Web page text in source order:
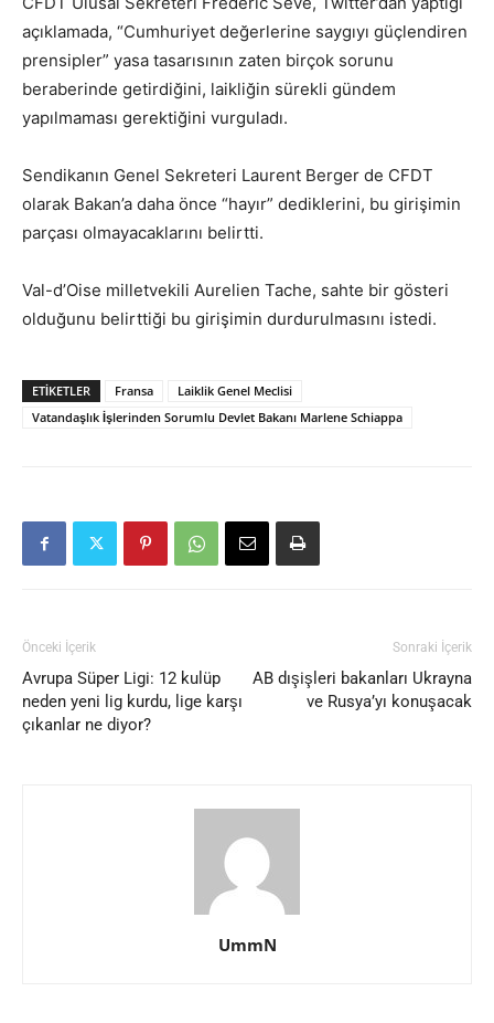
açıklamada, “Cumhuriyet değerlerine saygıyı güçlendiren
prensipler” yasa tasarısının zaten birçok sorunu
beraberinde getirdiğini, laikliğin sürekli gündem
yapılmaması gerektiğini vurguladı.
Sendikanın Genel Sekreteri Laurent Berger de CFDT
olarak Bakan’a daha önce “hayır” dediklerini, bu girişimin
parçası olmayacaklarını belirtti.
Val-d’Oise milletvekili Aurelien Tache, sahte bir gösteri
olduğunu belirttiği bu girişimin durdurulmasını istedi.
ETIKETLER Fransa
Laiklik Genel Meclisi
Vatandaşlık İşlerinden Sorumlu Devlet Bakanı Marlene Schiappa
Önceki İçerik
Avrupa Süper Ligi: 12 kulüp
neden yeni lig kurdu, lige karşı
çıkanlar ne diyor?
Sonraki İçerik
AB dışişleri bakanları Ukrayna
ve Rusya’yı konuşacak
UmmN